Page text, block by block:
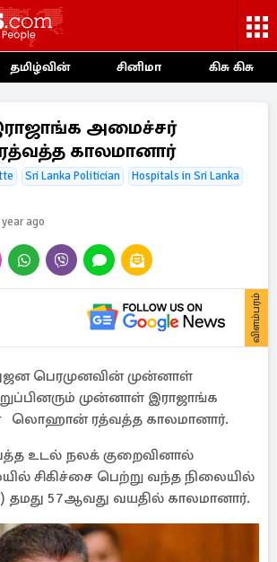
தமிழ்வின் சினிமா கிசு கிசு
அமைச்சர்
காலமானார்
Sri Lanka Politician
Hospitals in Sri Lanka
year ago
விளம்பரம்
பெரமுனவின் முன்னாள்
முன்னாள் இராஜாங்க
லொஹான் ரத்வத்த காலமானார்.
உடல் நலக் குறைவினால்
சிகிச்சை பெற்று வந்த நிலையில்
தமது 57ஆவது வயதில் காலமானார்.